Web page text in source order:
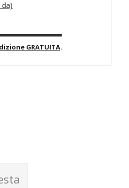
da)
GRATUITA.